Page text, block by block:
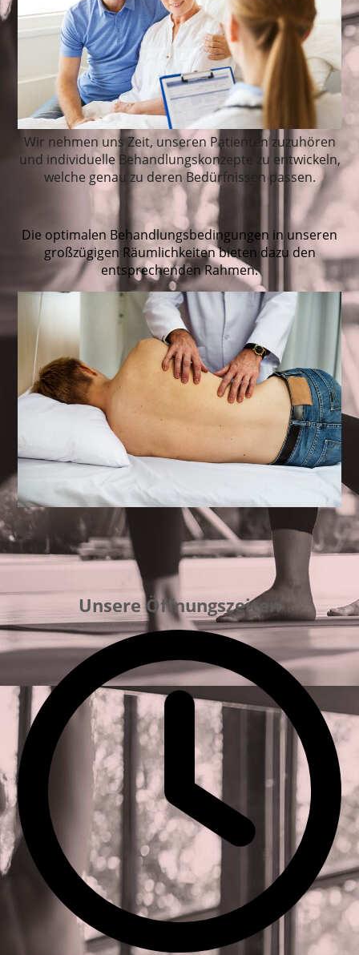
Wir nehmen uns Zeit, unseren Patienten zuzuhören
und individuelle Behandlungskonzepte zu entwickeln,
welche genau zu deren Bedürfnissen passen.
Die optimalen Behandlungsbedingungen in unseren
großzügigen Räumlichkeiten bieten dazu den
entsprechenden Rahmen.
Unsere Öffnungszeiten